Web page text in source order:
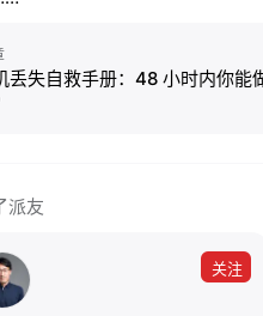
丢失自救手册：48 小时内你能
派友
关注